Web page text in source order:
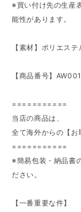
※買い付け先の生産
能性があります。
【素材】ポリエス
【商品番号】
===========
当店の商品は、
全て海外からの【お
===========
※簡易包装・納品書
ださい。
【一番重要な件】